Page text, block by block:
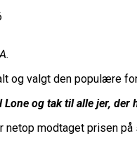
og valgt den populære
og tak til alle jer, der
netop modtaget prisen